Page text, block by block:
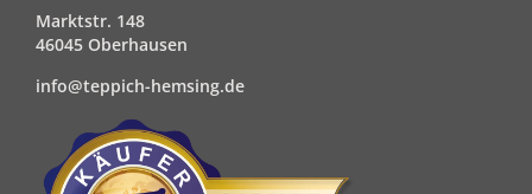
Marktstr. 148
46045 Oberhausen
info@teppich-hemsing.de